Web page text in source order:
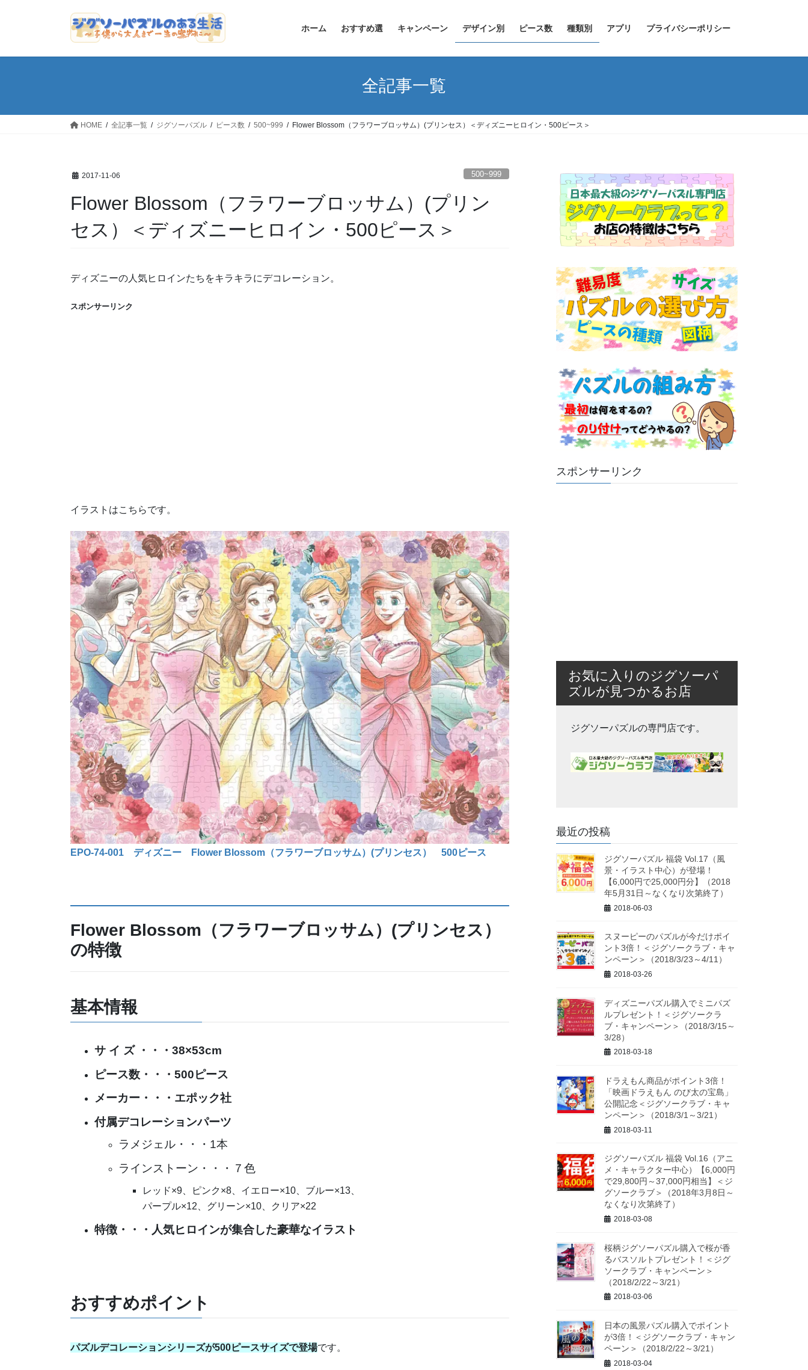
ホーム おすすめ選 キャンペーン デザイン別 ピース数 種類別 アプリ プライバシーポリシー
全記事一覧
HOME 全記事一覧 ジグソーパズル ピース数 500~999 Flower Blossom（フラワーブロッサム）(プリンセス）＜ディズニーヒロイン・500ピース＞
2017-11-06 500~999
Flower Blossom（フラワーブロッサム）(プリン
セス）＜ディズニーヒロイン・500ピース＞
ディズニーの人気ヒロインたちをキラキラにデコレーション。
スポンサーリンク
イラストはこちらです。
EPO-74-001 ディズニー Flower Blossom（フラワーブロッサム）(プリンセス） 500ピース
Flower Blossom（フラワーブロッサム）(プリンセス）
の特徴
基本情報
サ イ ズ ・・・38×53cm
ピース数・・・500ピース
メーカー・・・エポック社
付属デコレーションパーツ
ラメジェル・・・1本
ラインストーン・・・７色
レッド×9、ピンク×8、イエロー×10、ブルー×13、
パープル×12、グリーン×10、クリア×22
特徴・・・人気ヒロインが集合した豪華なイラスト
おすすめポイント
パズルデコレーションシリーズが500ピースサイズで登場です。
スポンサーリンク
お気に入りのジグソーパ
ズルが見つかるお店
ジグソーパズルの専門店です。
最近の投稿
ジグソーパズル 福袋 Vol.17（風
景・イラスト中心）が登場！
【6,000円で25,000円分】（2018
年5月31日～なくなり次第終了）
2018-06-03
スヌーピーのパズルが今だけポイ
ント3倍！＜ジグソークラブ・キャ
ンペーン＞（2018/3/23～4/11）
2018-03-26
ディズニーパズル購入でミニパズ
ルプレゼント！＜ジグソークラ
ブ・キャンペーン＞（2018/3/15～
3/28）
2018-03-18
ドラえもん商品がポイント3倍！
「映画ドラえもん のび太の宝島」
公開記念＜ジグソークラブ・キャ
ンペーン＞（2018/3/1～3/21）
2018-03-11
ジグソーパズル 福袋 Vol.16（アニ
メ・キャラクター中心）【6,000円
で29,800円～37,000円相当】＜ジ
グソークラブ＞（2018年3月8日～
なくなり次第終了）
2018-03-08
桜柄ジグソーパズル購入で桜が香
るバスソルトプレゼント！＜ジグ
ソークラブ・キャンペーン＞
（2018/2/22～3/21）
2018-03-06
日本の風景パズル購入でポイント
が3倍！＜ジグソークラブ・キャン
ペーン＞（2018/2/22～3/21）
2018-03-04